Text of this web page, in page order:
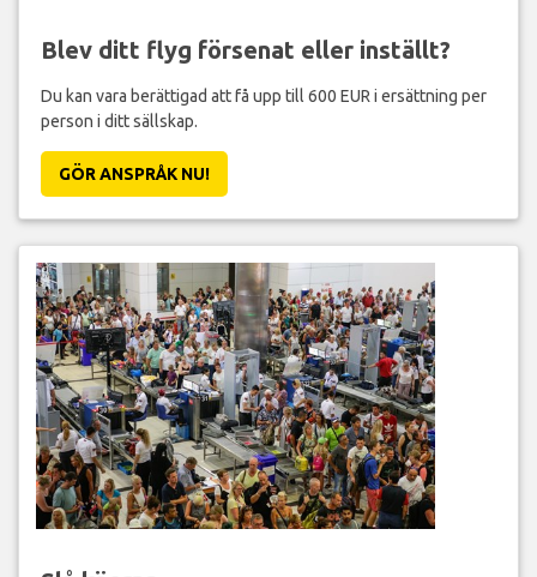
Blev ditt flyg försenat eller inställt?
Du kan vara berättigad att få upp till 600 EUR i ersättning per
person i ditt sällskap.
GÖR ANSPRÅK NU!